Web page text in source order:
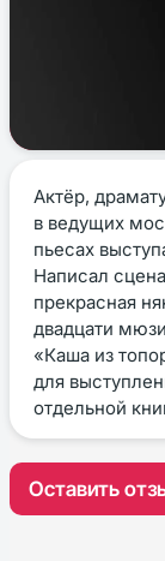
Актёр,
в ведущих
пьесах
Написал
прекрасная
двадцати
«Каша из
для
отдельной
Оставить